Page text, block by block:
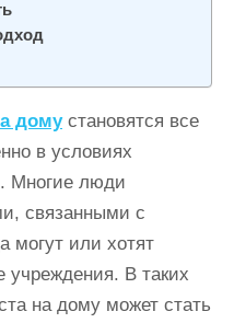
домустановятся все
в условиях
Многие люди
связанными с
могут или хотят
учреждения. В таких
на дому может стать